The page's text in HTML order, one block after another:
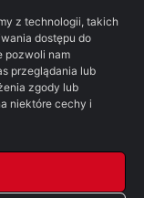
z technologii, takich
dostępu do
pozwoli nam
przeglądania lub
zgody lub
niektóre cechy i
SithFrog
Teorie